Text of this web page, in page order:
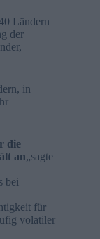
Ländern
der
in
die
an„sagte
bei
für
volatiler